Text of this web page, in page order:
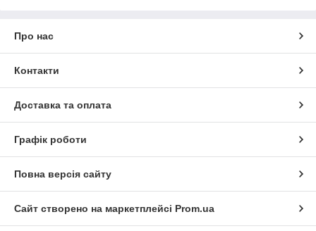
Про нас
Контакти
Доставка та оплата
Графік роботи
Повна версія сайту
Сайт створено на маркетплейсі Prom.ua